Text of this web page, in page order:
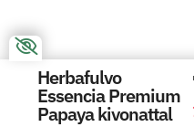
Herbafulvo
Essencia Premium
Papaya kivonattal